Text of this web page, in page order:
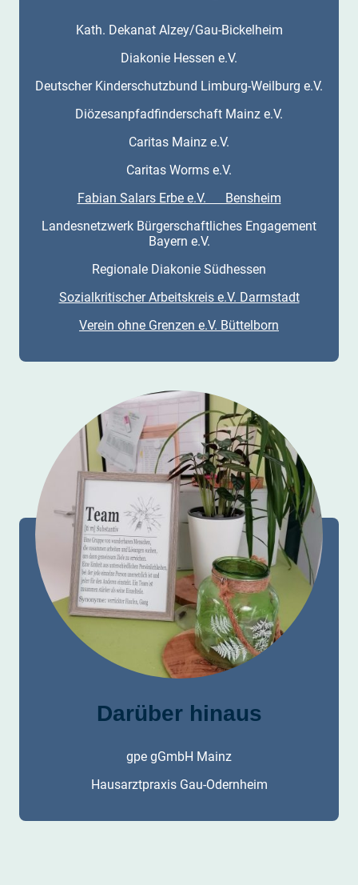
Kath. Dekanat Alzey/Gau-Bickelheim
Diakonie Hessen e.V.
Deutscher Kinderschutzbund Limburg-Weilburg e.V.
Diözesanpfadfinderschaft Mainz e.V.
Caritas Mainz e.V.
Caritas Worms e.V.
Fabian Salars Erbe e.V. Bensheim
Landesnetzwerk Bürgerschaftliches Engagement
Bayern e.V.
Regionale Diakonie Südhessen
Sozialkritischer Arbeitskreis e.V. Darmstadt
Verein ohne Grenzen e.V. Büttelborn
Darüber hinaus
gpe gGmbH Mainz
Hausarztpraxis Gau-Odernheim